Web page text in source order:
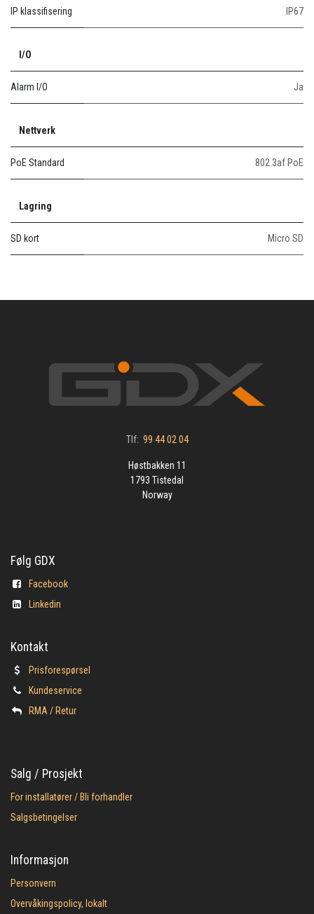
IP klassifisering IP67
I/O
Alarm I/O Ja
Nettverk
PoE Standard 802.3af PoE
Lagring
SD kort Micro SD
Tlf: 99 44 02 04
Høstbakken 11
1793 Tistedal
Norway
Følg GDX
Facebook
Linkedin
Kontakt
Prisforespørsel
Kundeservice
​RMA / Retur
Salg / Prosjekt
For installatører / Bli forhandler
Salgsbetingelser
Informasjon
Personvern
Overvåkingspolicy, lokalt